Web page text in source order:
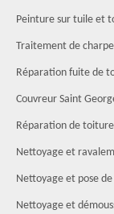
Peinture sur tuile et
Traitement de
Réparation fuite de
Couvreur Saint
Réparation de
Nettoyage et
Nettoyage et pose
Nettoyage et